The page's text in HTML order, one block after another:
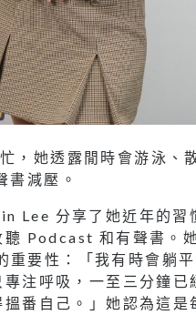
，她透露閒時會游泳、
減壓。
Lee 分享了她近年的習
聽 Podcast 和有聲書。
重要性：「我有時會躺
注呼吸，一至三分鐘已
番自己。」她認為這是